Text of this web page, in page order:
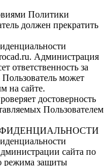
Политики
должен прекратить
Администрация
ответственность за
может
на сайте.
достоверность
Пользователем
сайта по
режима защиты